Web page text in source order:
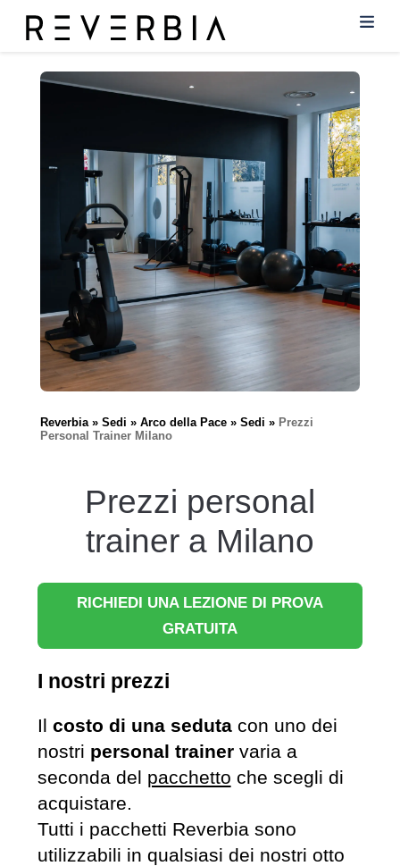
Reverbia Sedi Arco della Pace Sedi
Prezzi
Personal Trainer Milano
Prezzi personal
trainer a Milano
RICHIEDI UNA LEZIONE DI PROVA
GRATUITA
I nostri prezzi
Il costo di una sedutacon uno dei
nostri personal trainervaria a
seconda del pacchetto che scegli di
acquistare.
Tutti i pacchetti Reverbia sono
utilizzabili in qualsiasi dei nostri otto